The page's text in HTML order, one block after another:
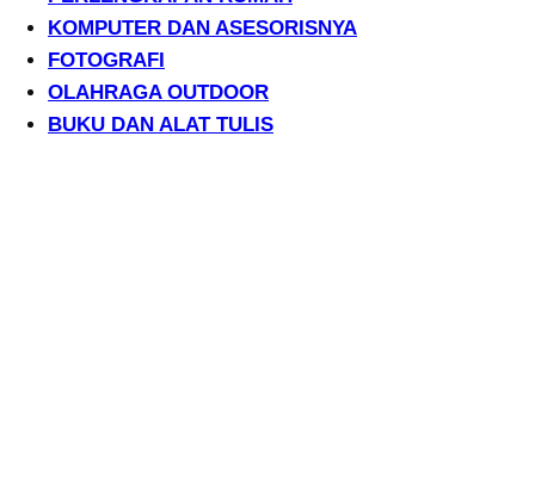
KOMPUTER DAN ASESORISNYA
FOTOGRAFI
OLAHRAGA OUTDOOR
BUKU DAN ALAT TULIS